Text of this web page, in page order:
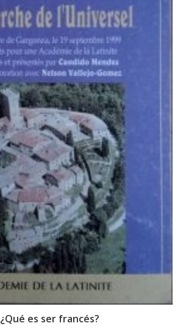
¿Qué es ser francés?